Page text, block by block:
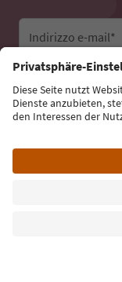
Indirizzo e-mail*